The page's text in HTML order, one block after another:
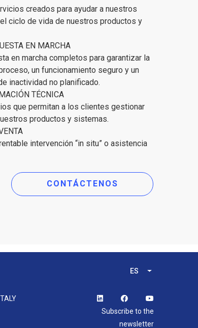
creados para ayudar a nuestros
ciclo de vida de nuestros productos y
EN MARCHA
en marcha completos para garantizar la
un funcionamiento seguro y un
inactividad no planificado.
TÉCNICA
que permitan a los clientes gestionar
productos y sistemas.
intervención “in situ” o asistencia
CONTÁCTENOS
ES Lista adicional
Subscribe to the
newsletter